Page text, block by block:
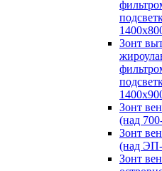
Зонт
Зонт
(над
Зонт
(над
Зонт